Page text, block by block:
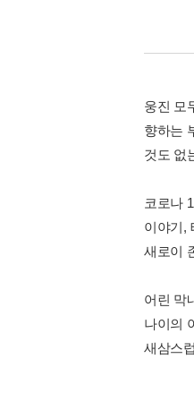
웅진 모
향하는
것도 없
코로나
이야기,
새로이
어린 막
나이의
새삼스